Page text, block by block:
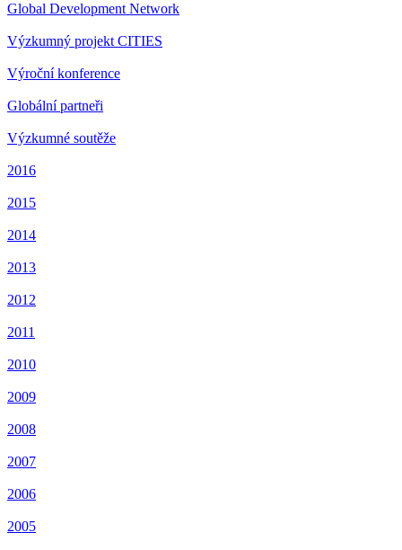
Global Development Network
Výzkumný projekt CITIES
Výroční konference
Globální partneři
Výzkumné soutěže
2016
2015
2014
2013
2012
2011
2010
2009
2008
2007
2006
2005